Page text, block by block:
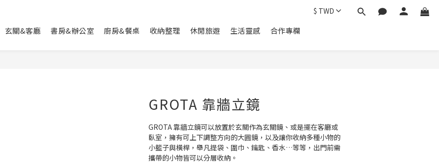
玄關&客廳 書房&辦公室 廚房&餐桌 收納整理 休閒旅遊 生活靈感 合作專欄
$ TWD
GROTA 靠牆立鏡
GROTA 靠牆立鏡可以放置於玄關作為玄關鏡、或是擺在客廳或
臥室，擁有可上下調整方向的大圓鏡，以及讓你收納多種小物的
小籃子與橫桿，舉凡提袋、圍巾、鑰匙、香水…等等，出門前需
攜帶的小物皆可以分層收納。